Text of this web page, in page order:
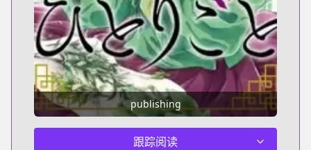
publishing
跟踪阅读